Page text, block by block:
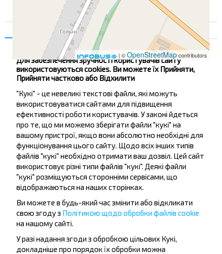
| ©OpenStreetMapcontributors
Остановка общ. транспорта
Бажаєте
подорожувати
дешевше?
Не пропусти акції, знижки та спеціальні
пропозиції, INFOBUS. Підпишись на розсилку та
подорожуй з нами дешевше!
Деталі Про нас
Для забезпечення зручності користувачів сайту
використовуються cookies. Ви можете їх Прийняти,
Прийняти частково або Відхилити
"Кукі" - це невеликі текстові файли, які можуть
використовуватися сайтами для підвищення
ефективності роботи користувачів. У законі йдеться
про те, що ми можемо зберігати файли "кукі" на
вашому пристрої, якщо вони абсолютно необхідні для
функціонування цього сайту. Щодо всіх інших типів
файлів "кукі" необхідно отримати ваш дозвіл. Цей сайт
використовує різні типи файлів "кукі". Деякі файли
"кукі" розміщуються сторонніми сервісами, що
відображаються на наших сторінках.
Ви можете в будь-який час змінити або відкликати
свою згоду з Політикою щодо обробки файлів cookie
на нашому сайті.
У разі надання згоди з обробкою цільових Кукі,
докладніше про порядок їх обробки можна